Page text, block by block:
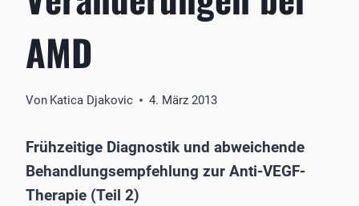
AMD
Von Katica Djakovic 4. März 2013
Frühzeitige Diagnostik und abweichende
Behandlungsempfehlung zur Anti-VEGF-
Therapie (Teil 2)